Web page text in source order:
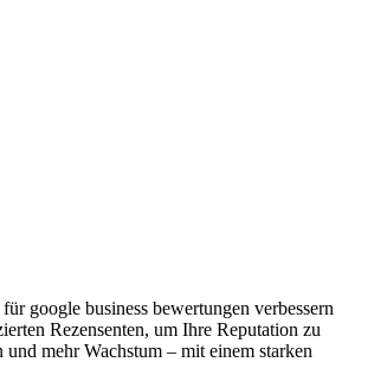
google business bewertungen verbessern
Rezensenten, um Ihre Reputation zu
mehr Wachstum – mit einem starken